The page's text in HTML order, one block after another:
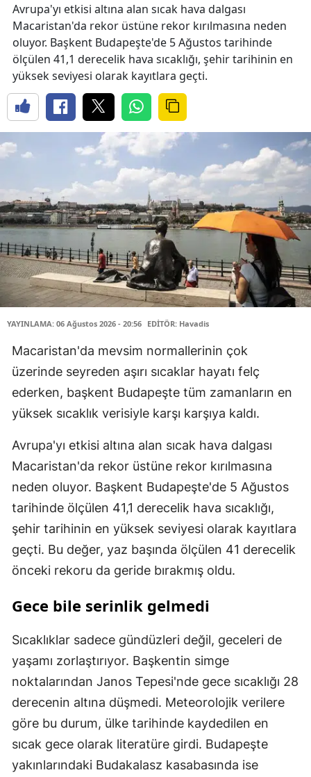
Avrupa'yı etkisi altına alan sıcak hava dalgası
Macaristan'da rekor üstüne rekor kırılmasına neden
oluyor. Başkent Budapeşte'de 5 Ağustos tarihinde
ölçülen 41,1 derecelik hava sıcaklığı, şehir tarihinin en
yüksek seviyesi olarak kayıtlara geçti.
YAYINLAMA: 06 Ağustos 2026 - 20:56 EDİTÖR: Havadis
Macaristan'da mevsim normallerinin çok
üzerinde seyreden aşırı sıcaklar hayatı felç
ederken, başkent Budapeşte tüm zamanların en
yüksek sıcaklık verisiyle karşı karşıya kaldı.
Avrupa'yı etkisi altına alan sıcak hava dalgası
Macaristan'da rekor üstüne rekor kırılmasına
neden oluyor. Başkent Budapeşte'de 5 Ağustos
tarihinde ölçülen 41,1 derecelik hava sıcaklığı,
şehir tarihinin en yüksek seviyesi olarak kayıtlara
geçti. Bu değer, yaz başında ölçülen 41 derecelik
önceki rekoru da geride bırakmış oldu.
Gece bile serinlik gelmedi
Sıcaklıklar sadece gündüzleri değil, geceleri de
yaşamı zorlaştırıyor. Başkentin simge
noktalarından Janos Tepesi'nde gece sıcaklığı 28
derecenin altına düşmedi. Meteorolojik verilere
göre bu durum, ülke tarihinde kaydedilen en
sıcak gece olarak literatüre girdi. Budapeşte
yakınlarındaki Budakalasz kasabasında ise